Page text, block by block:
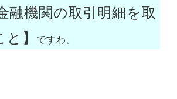
融機関の取引明細を取
】
ですわ。